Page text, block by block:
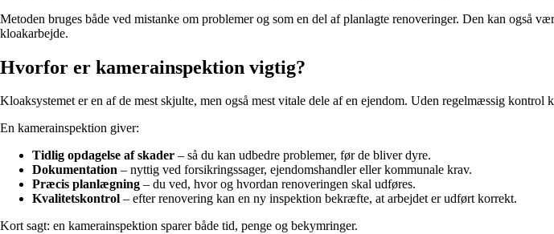
Metoden bruges både ved mistanke om problemer og som en del af planlagte renoveringer. Den kan også
kloakarbejde.
Hvorfor er kamerainspektion vigtig?
Kloaksystemet er en af de mest skjulte, men også mest vitale dele af en ejendom. Uden regelmæssig
En kamerainspektion giver:
Tidlig opdagelse af skader – så du kan udbedre problemer, før de bliver dyre.
Dokumentation – nyttig ved forsikringssager, ejendomshandler eller kommunale krav.
Præcis planlægning – du ved, hvor og hvordan renoveringen skal udføres.
Kvalitetskontrol – efter renovering kan en ny inspektion bekræfte, at arbejdet er udført korrekt.
Kort sagt: en kamerainspektion sparer både tid, penge og bekymringer.